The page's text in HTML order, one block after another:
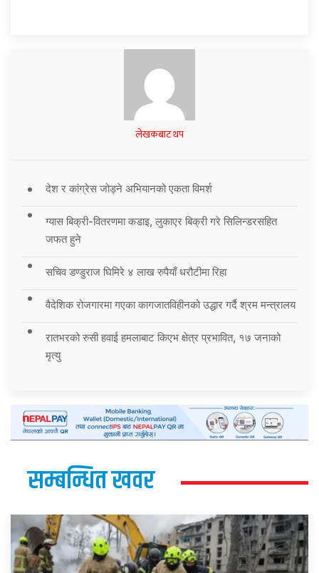
लेखकबाट थप
देश र कांग्रेस जोड्ने अभियानको एकता विमर्श
ग्यास बिक्री-वितरणमा कडाइ, लुकाएर बिक्री गरे सिलिन्डरसहित
जफत हुने
सचिव डण्डुराज घिमिरे ४ लाख रुपैयाँ धरौटीमा रिहा
वैदेशिक रोजगारमा गएका कागजातविहीनको उद्धार गर्दै श्रम मन्त्रालय
रातभरको रुसी हवाई हमलाबाट किएभ क्षेत्र प्रभावित, १७ जनाको
मृत्यु
सम्बन्धित खवर